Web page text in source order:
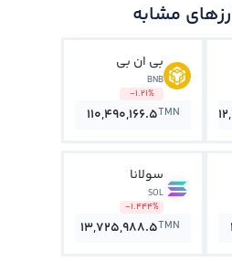
مشابه
بی ان بی
BNB
-1.21%
110,490,166.5TMN
سولانا
SOL
-1.444%
13,725,988.5TMN